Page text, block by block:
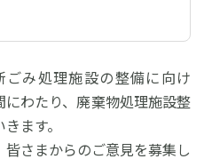
み処理施設の整備に向け
わたり、廃棄物処理施設整
ます。
皆さまからのご意見を募集し